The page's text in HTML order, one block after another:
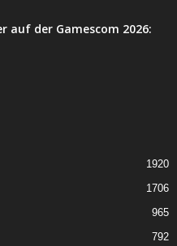
auf der Gamescom 2026:
1920
1706
965
792